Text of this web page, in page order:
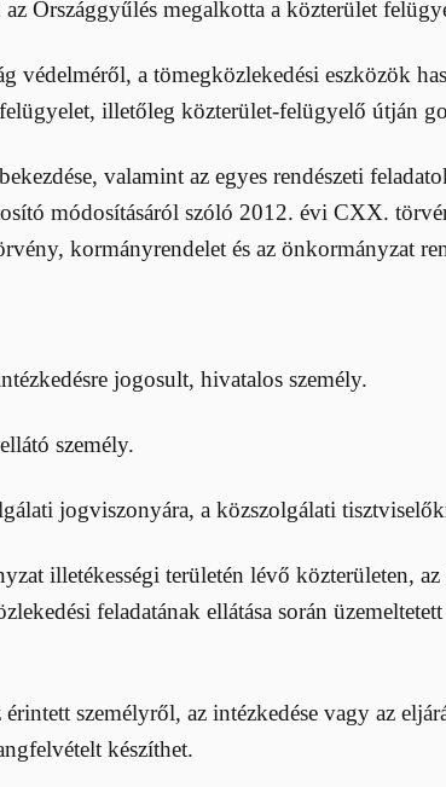
az Országgyűlés megalkotta a közterület
védelméről, a tömegközlekedési eszközök
illetőleg közterület-felügyelő útján
valamint az egyes rendészeti
módosításáról szóló 2012. évi CXX.
kormányrendelet és az önkormányzat
jogosult, hivatalos személy.
személy.
jogviszonyára, a közszolgálati
illetékességi területén lévő közterületen,
feladatának ellátása során
személyről, az intézkedése vagy az
készíthet.